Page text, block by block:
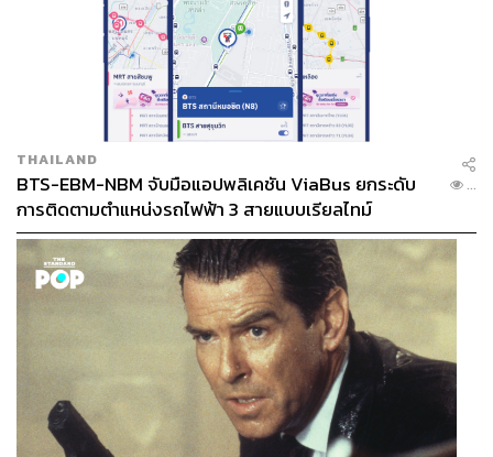
รวมถึงหมวด 9 ที่บังคับให้มีการตรวจสอบความพร้อมของ
ขบวนรถไฟก่อนนำมาวิ่งผ่านจุดตัดและชุมชน เพื่อยืนยันว่า
โครงสร้างตัวรถและระบบเบรกมีความสมบูรณ์ และข้อ
สุดท้ายในหมวด 7 และ 11 ได้ให้อำนาจแต่งตั้งผู้ตรวจการ
ขนส่งทางราง เพื่อลงพื้นที่ตรวจการทำงาน และมีบทลงโทษ
ทางปกครองด้วยการปรับเงินหากผู้ได้รับใบอนุญาตหรือเจ้า
หน้าที่ฝ่าฝืนข้อบังคับความปลอดภัย
การแยกโครงสร้างแบบ 100% ทางออกที่ยั่งยืน ?
แนวทางในการแก้ปัญหาจุดตัดที่อันตรายในเขตเมืองตาม
หลักวิศวกรรมจราจร คือการใช้หลักแยกโครงสร้างอย่างเด็ด
ขาด 100% ซึ่งหมายความว่าระบบรถไฟยังสามารถให้บริการ
ในเมืองได้ตามปกติ แต่เส้นทางเดินรถไฟจะไม่ตัดขวางกับ
ถนนในแนวราบอีกต่อไป โดยสามารถทำได้ 3 รูปแบบหลักๆ
THAILAND
BTS-EBM-NBM จับมือแอปพลิเคชัน ViaBus ยกระดับ
การติดตามตำแหน่งรถไฟฟ้า 3 สายแบบเรียลไทม์
...